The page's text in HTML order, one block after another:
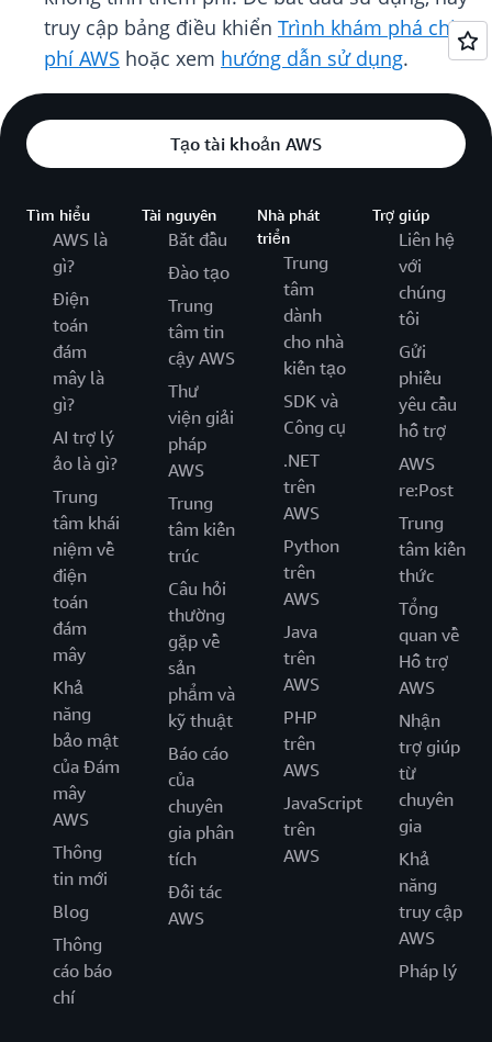
truy cập bảng điều khiển Trình khám phá chi
phí AWS hoặc xem hướng dẫn sử dụng.
Tạo tài khoản AWS
Tìm hiểu
AWS là
gì?
Điện
toán
đám
mây là
gì?
AI trợ lý
ảo là gì?
Trung
tâm khái
niệm về
điện
toán
đám
mây
Khả
năng
bảo mật
của Đám
mây
AWS
Thông
tin mới
Blog
Thông
cáo báo
chí
Tài nguyên
Bắt đầu
Đào tạo
Trung
tâm tin
cậy AWS
Thư
viện giải
pháp
AWS
Trung
tâm kiến
trúc
Câu hỏi
thường
gặp về
sản
phẩm và
kỹ thuật
Báo cáo
của
chuyên
gia phân
tích
Đối tác
AWS
Nhà phát
triển
Trung
tâm
dành
cho nhà
kiến tạo
SDK và
Công cụ
.NET
trên
AWS
Python
trên
AWS
Java
trên
AWS
PHP
trên
AWS
JavaScript
trên
AWS
Trợ giúp
Liên hệ
với
chúng
tôi
Gửi
phiếu
yêu cầu
hỗ trợ
AWS
re:Post
Trung
tâm kiến
thức
Tổng
quan về
Hỗ trợ
AWS
Nhận
trợ giúp
từ
chuyên
gia
Khả
năng
truy cập
AWS
Pháp lý